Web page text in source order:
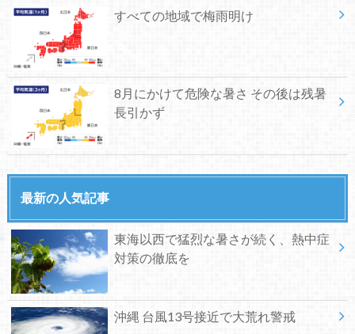
すべての地域で梅雨明け
8月にかけて危険な暑さ その後は残暑
長引かず
最新の人気記事
東海以西で猛烈な暑さが続く、熱中症
対策の徹底を
沖縄 台風13号接近で大荒れ警戒